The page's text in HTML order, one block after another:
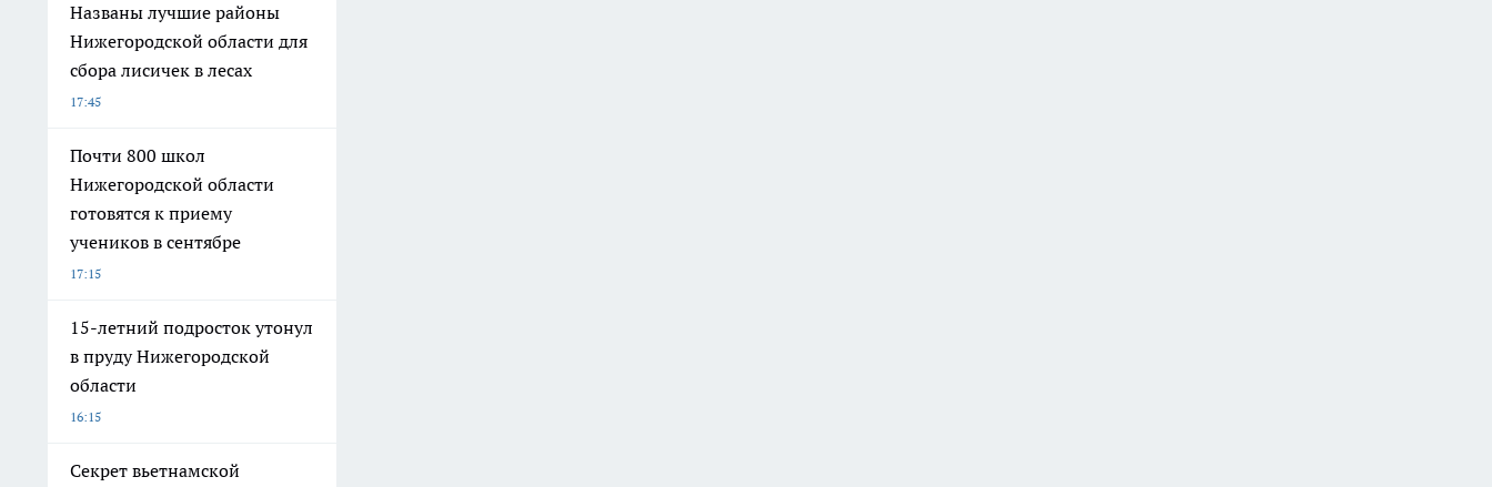
Названы лучшие районы
Нижегородской области для
сбора лисичек в лесах
17:45
Почти 800 школ
Нижегородской области
готовятся к приему
учеников в сентябре
17:15
15-летний подросток утонул
в пруду Нижегородской
области
16:15
Секрет вьетнамской